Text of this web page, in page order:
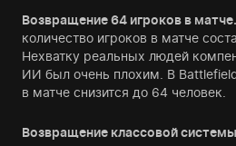
Возвращение 64 игроков в матче.
количество игроков в матче
Нехватку реальных людей
ИИ был очень плохим. В
в матче снизится до 64 человек.
Возвращение классовой